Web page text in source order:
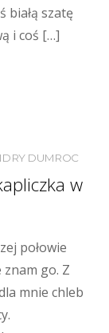
białą szatę
i coś […]
DUMROC
w
połowie
znam go. Z
mnie chleb